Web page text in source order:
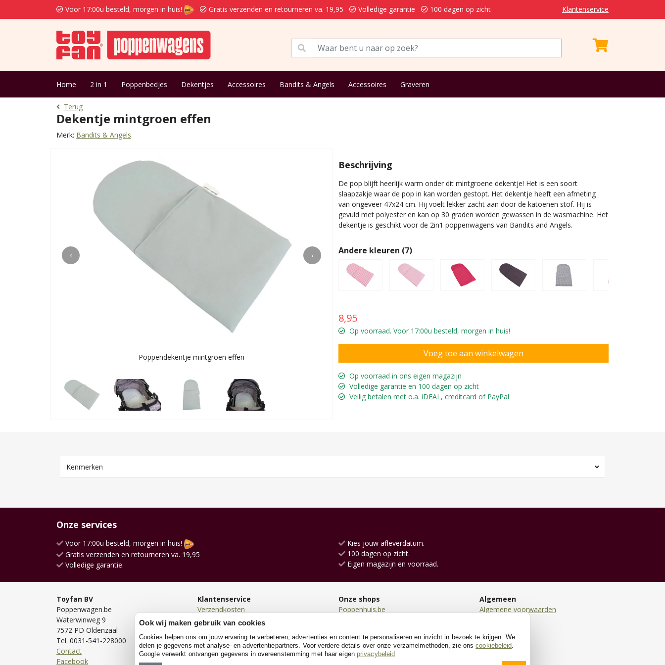
Voor 17:00u besteld, morgen in huis! Gratis verzenden en retourneren va. 19,95 Volledige garantie 100 dagen op zicht Klantenservice
Home 2 in 1 Poppenbedjes Dekentjes Accessoires Bandits & Angels Accessoires Graveren
Terug
Dekentje mintgroen effen
Merk: Bandits & Angels
‹ ›
Poppendekentje mintgroen effen Geschikt voor 2in1 poppenwagen
Beschrijving
De pop blijft heerlijk warm onder dit mintgroene dekentje! Het is een soort
slaapzakje waar de pop in kan worden gestopt. Het dekentje heeft een afmeting
van ongeveer 47x24 cm. Hij voelt lekker zacht aan door de katoenen stof. Hij is
gevuld met polyester en kan op 30 graden worden gewassen in de wasmachine. Het
dekentje is geschikt voor de 2in1 poppenwagens van Bandits and Angels.
Andere kleuren (7)
8,95
Op voorraad. Voor 17:00u besteld, morgen in huis!
Op voorraad in ons eigen magazijn
Volledige garantie en 100 dagen op zicht
Veilig betalen met o.a. iDEAL, creditcard of PayPal
Kenmerken
Onze services
Voor 17:00u besteld, morgen in huis!
Gratis verzenden en retourneren va. 19,95
Volledige garantie.
Kies jouw afleverdatum.
100 dagen op zicht.
Eigen magazijn en voorraad.
Toyfan BV
Poppenwagen.be
Waterwinweg 9
7572 PD Oldenzaal
Tel. 0031-541-228000
Contact
Facebook
Klantenservice
Verzendkosten
Bezorgen
Betalen
Retourneren
Onze shops
Poppenhuis.be
Loopauto.be
SpeeltentXL.be
Algemeen
Algemene voorwaarden
Cookies
Ook wij maken gebruik van cookies
Cookies helpen ons om jouw ervaring te verbeteren, advertenties en content te personaliseren en inzicht in bezoek te krijgen. We
delen je gegevens met analyse- en advertentiepartners. Voor verdere details over onze verzamelmethoden, zie onscookiebeleid
Google verwerkt ontvangen gegevens in overeenstemming met haar eigen privacybeleid